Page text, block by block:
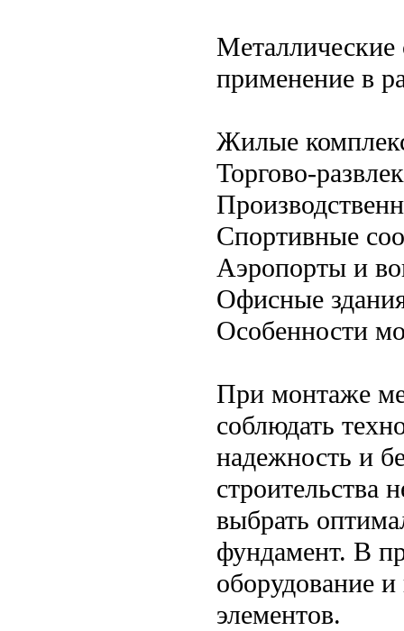
применение в
Жилые
Торгово-
Спортивные
Аэропорты и
Офисные
Особенности
При монтаже
соблюдать
надежность и
строительства
выбрать
фундамент. В
оборудование
элементов.